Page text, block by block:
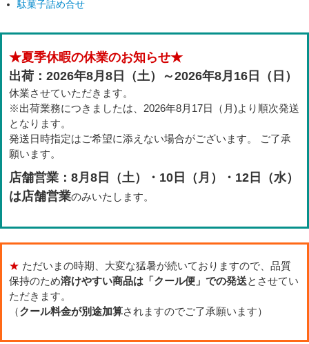
駄菓子詰め合せ
★夏季休暇の休業のお知らせ★
出荷：2026年8月8日（土）～2026年8月16日（日）
休業させていただきます。
※出荷業務につきましたは、2026年8月17日（月)より順次発送
となります。
発送日時指定はご希望に添えない場合がございます。 ご了承
願います。
店舗営業：8月8日（土）・10日（月）・12日（水）
は店舗営業のみいたします。
★ ただいまの時期、大変な猛暑が続いておりますので、品質
保持のため溶けやすい商品は「クール便」での発送とさせてい
ただきます。
（クール料金が別途加算されますのでご了承願います）